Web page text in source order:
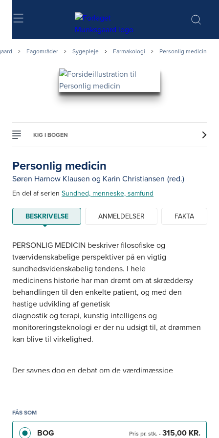
Søg
Fagområder Sygepleje Farmakologi Personlig medicin
KIG I BOGEN
Personlig medicin
Søren Harnow Klausen og Karin Christiansen (red.)
En del af serien Sundhed, menneske, samfund
BESKRIVELSE ANMELDELSER FAKTA
PERSONLIG MEDICIN beskriver filosofiske og
tværvidenskabelige perspektiver på en vigtig
sundhedsvidenskabelig tendens. I hele
medicinens historie har man drømt om at skræddersy
behandlingen til den enkelte patient, og med den
hastige udvikling af genetisk
diagnostik og terapi, kunstig intelligens og
monitoreringsteknologi er der nu udsigt til, at drømmen
kan blive til virkelighed.
Der savnes dog en debat om de værdimæssige
et sundhedsvæsen, hvor den enkelte patient
skal sættes i centrum? Og hvilke krav stiller udviklingen
FÅS SOM
BOG Pris pr. stk. - 315,00 KR.